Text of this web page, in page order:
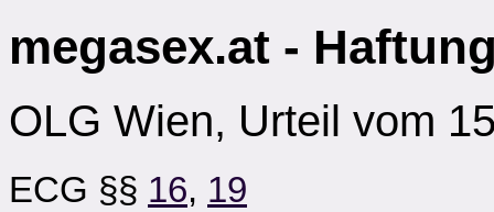
megasex.at -
OLG Wien, Urteil vom
ECG §§ 16, 19